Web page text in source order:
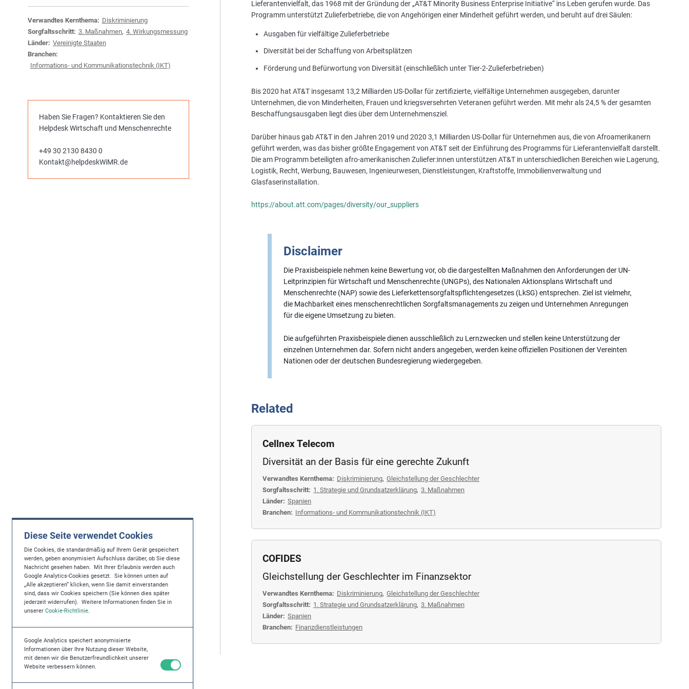
Diese Seite verwendet Cookies
Die Cookies, die standardmäßig auf Ihrem Gerät gespeichert
werden, geben anonymisiert Aufschluss darüber, ob Sie diese
Nachricht gesehen haben. Mit Ihrer Erlaubnis werden auch
Google Analytics-Cookies gesetzt. Sie können unten auf
„Alle akzeptieren“ klicken, wenn Sie damit einverstanden
sind, dass wir Cookies speichern (Sie können dies später
jederzeit widerrufen). Weitere Informationen finden Sie in
unserer Cookie-Richtlinie.
Google Analytics speichert anonymisierte
Informationen über Ihre Nutzung dieser Website,
mit denen wir die Benutzerfreundlichkeit unserer
Website verbessern können.
a
s
u
d
Verwandtes Kernthema: Diskriminierung
Sorgfaltsschritt: 3. Maßnahmen, 4. Wirkungsmessung
Länder: Vereinigte Staaten
Branchen:
Informations- und Kommunikationstechnik (IKT)
Haben Sie Fragen? Kontaktieren Sie den
Helpdesk Wirtschaft und Menschenrechte
+49 30 2130 8430 0
Kontakt@helpdeskWiMR.de
Lieferantenvielfalt, das 1968 mit der Gründung der „AT&T Minority Business Enterprise Initiative“ ins Leben gerufen wurde. Das
Programm unterstützt Zulieferbetriebe, die von Angehörigen einer Minderheit geführt werden, und beruht auf drei Säulen:
Ausgaben für vielfältige Zulieferbetriebe
Diversität bei der Schaffung von Arbeitsplätzen
Förderung und Befürwortung von Diversität (einschließlich unter Tier-2-Zulieferbetrieben)
Bis 2020 hat AT&T insgesamt 13,2 Milliarden US-Dollar für zertifizierte, vielfältige Unternehmen ausgegeben, darunter
Unternehmen, die von Minderheiten, Frauen und kriegsversehrten Veteranen geführt werden. Mit mehr als 24,5 % der gesamten
Beschaffungsausgaben liegt dies über dem Unternehmensziel.
Darüber hinaus gab AT&T in den Jahren 2019 und 2020 3,1 Milliarden US-Dollar für Unternehmen aus, die von Afroamerikanern
geführt werden, was das bisher größte Engagement von AT&T seit der Einführung des Programms für Lieferantenvielfalt darstellt.
Die am Programm beteiligten afro-amerikanischen Zuliefer:innen unterstützen AT&T in unterschiedlichen Bereichen wie Lagerung,
Logistik, Recht, Werbung, Bauwesen, Ingenieurwesen, Dienstleistungen, Kraftstoffe, Immobilienverwaltung und
Glasfaserinstallation.
https://about.att.com/pages/diversity/our_suppliers
Disclaimer
Die Praxisbeispiele nehmen keine Bewertung vor, ob die dargestellten Maßnahmen den Anforderungen der UN-
Leitprinzipien für Wirtschaft und Menschenrechte (UNGPs), des Nationalen Aktionsplans Wirtschaft und
Menschenrechte (NAP) sowie des Lieferkettensorgfaltspflichtengesetzes (LkSG) entsprechen. Ziel ist vielmehr,
die Machbarkeit eines menschenrechtlichen Sorgfaltsmanagements zu zeigen und Unternehmen Anregungen
für die eigene Umsetzung zu bieten.
Die aufgeführten Praxisbeispiele dienen ausschließlich zu Lernzwecken und stellen keine Unterstützung der
einzelnen Unternehmen dar. Sofern nicht anders angegeben, werden keine offiziellen Positionen der Vereinten
Nationen oder der deutschen Bundesregierung wiedergegeben.
Related
Cellnex Telecom
Diversität an der Basis für eine gerechte Zukunft
Verwandtes Kernthema: Diskriminierung, Gleichstellung der Geschlechter
Sorgfaltsschritt: 1. Strategie und Grundsatzerklärung, 3. Maßnahmen
Länder: Spanien
Branchen: Informations- und Kommunikationstechnik (IKT)
COFIDES
Gleichstellung der Geschlechter im Finanzsektor
Verwandtes Kernthema: Diskriminierung, Gleichstellung der Geschlechter
Sorgfaltsschritt: 1. Strategie und Grundsatzerklärung, 3. Maßnahmen
Länder: Spanien
Branchen: Finanzdienstleistungen